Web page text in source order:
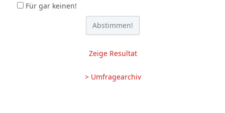
Für gar keinen!
Zeige Resultat
> Umfragearchiv